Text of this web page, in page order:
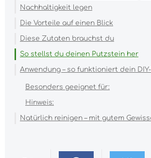
Nachhaltigkeit legen
Die Vorteile auf einen Blick
Diese Zutaten brauchst du
So stellst du deinen Putzstein her
Anwendung – so funktioniert dein
Besonders geeignet für:
Hinweis:
Natürlich reinigen – mit gutem